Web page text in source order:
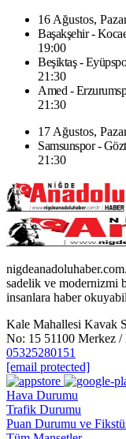
16 Ağustos,
Başakşehir -
19:00
Beşiktaş -
21:30
Amed -
21:30
17 Ağustos,
Samsunspor -
21:30
sadelik ve modernizmi
insanlara haber
Kale Mahallesi Kavak
No: 15 51100 Merkez
05325280151
[email protected]
Hava Durumu
Trafik Durumu
Puan Durumu ve